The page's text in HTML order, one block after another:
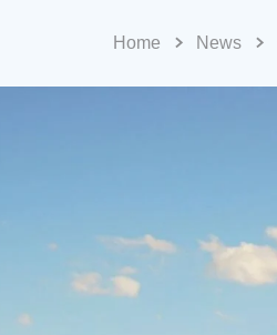
Home News